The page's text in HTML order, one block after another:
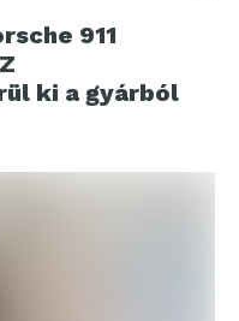
911
ki a gyárból